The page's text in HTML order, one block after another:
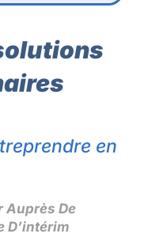
en
Auprès De
D’intérim